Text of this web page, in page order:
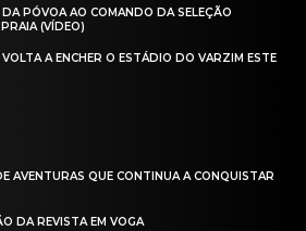
PÓVOA AO COMANDO DA SELEÇÃO
(VÍDEO)
A ENCHER O ESTÁDIO DO VARZIM ESTE
AVENTURAS QUE CONTINUA A CONQUISTAR
DA REVISTA EM VOGA